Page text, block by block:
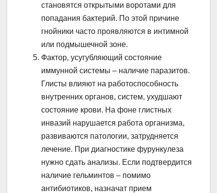
становятся открытыми воротами для
попадания бактерий. По этой причине
гнойники часто проявляются в интимной
или подмышечной зоне.
Фактор, усугубляющий состояние
иммунной системы – наличие паразитов.
Глисты влияют на работоспособность
внутренних органов, систем, ухудшают
состояние крови. На фоне глистных
инвазий нарушается работа организма,
развиваются патологии, затрудняется
лечение. При диагностике фурункулеза
нужно сдать анализы. Если подтвердится
наличие гельминтов – помимо
антибиотиков, назначат прием